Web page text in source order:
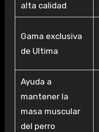
alta calidad
Gama exclusiva
de Ultima
Ayuda a
mantener la
masa muscular
del perro